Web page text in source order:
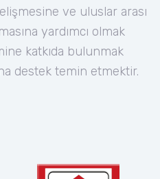
ve uluslar arası
yardımcı olmak
katkıda bulunmak
destek temin etmektir.